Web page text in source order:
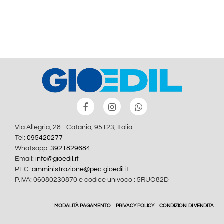
Via Allegria, 28 - Catania, 95123, Italia
Tel: 095420277
Whatsapp: 3921829684
Email: info@gioedil.it
PEC: amministrazione@pec.gioedil.it
P.IVA: 06080230870 e codice univoco : 5RUO82D
MODALITÀ PAGAMENTO PRIVACY POLICY CONDIZIONI DI VENDITA